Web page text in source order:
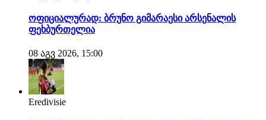
ოფიციალურად: ბრუნო გიმარაესი არსენალის
ფეხბურთელია
08 აგვ 2026, 15:00
Eredivisie